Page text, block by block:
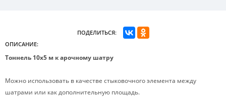
ПОДЕЛИТЬСЯ:
ОПИСАНИЕ:
Тоннель 10х5 м к арочному шатру
Можно использовать в качестве стыковочного элемента между
шатрами или как дополнительную площадь.